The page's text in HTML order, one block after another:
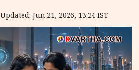
Updated: Jun 21, 2026, 13:24 IST